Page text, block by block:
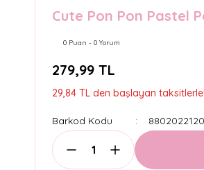
Cute Pon Pon Pastel
0 Puan - 0 Yorum
279,99 TL
29,84 TL den başlayan taksitlerle!
Barkod Kodu